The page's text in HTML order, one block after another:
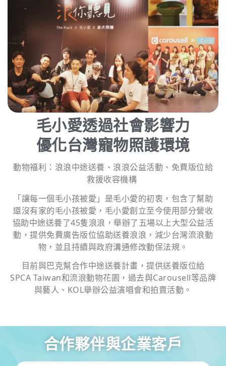
毛小愛透過社會影響力
優化台灣寵物照護環境
動物福利：浪浪中途送養、浪浪公益活動、免費版位給
救援收容機構
「讓每一個毛小孩被愛」是毛小愛的初衷，包含了幫助
還沒有家的毛小孩被愛，毛小愛創立至今使用部分營收
協助中途送養了45隻浪浪，舉辦了五場以上大型公益活
動，提供免費廣告版位協助送養浪浪，減少台灣流浪動
物，並且持續與政府溝通修改動保法規。
目前與巴克幫合作中途送養計畫，提供送養版位給
SPCA Taiwan和流浪動物花園，過去與Carousell等品牌
與藝人、KOL舉辦公益演唱會和拍賣活動。
合作夥伴與企業客戶